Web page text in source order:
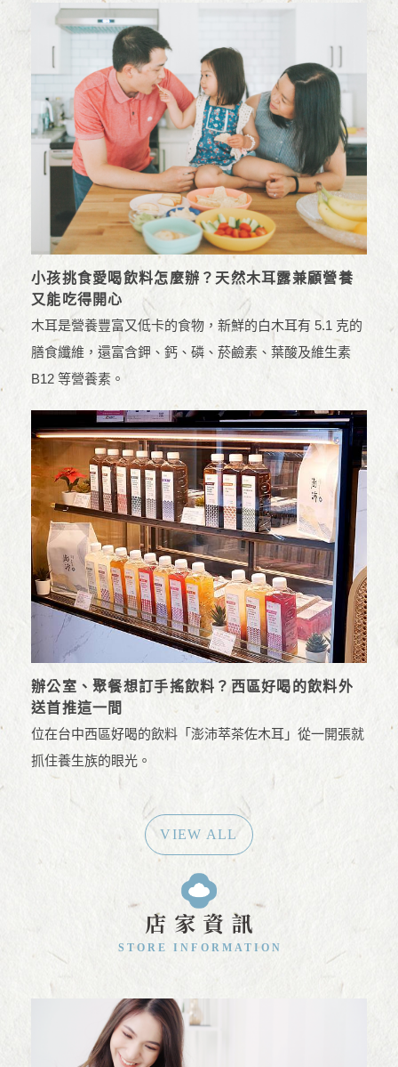
小孩挑食愛喝飲料怎麼辦？天然木耳露兼顧營養
又能吃得開心
木耳是營養豐富又低卡的食物，新鮮的白木耳有 5.1 克的
膳食纖維，還富含鉀、鈣、磷、菸鹼素、葉酸及維生素
B12 等營養素。
辦公室、聚餐想訂手搖飲料？西區好喝的飲料外
送首推這一間
位在台中西區好喝的飲料「澎沛萃茶佐木耳」從一開張就
抓住養生族的眼光。
VIEW ALL
店家資訊
STORE INFORMATION